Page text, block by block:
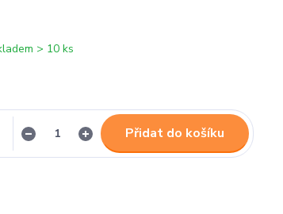
> 10 ks
Přidat do košíku